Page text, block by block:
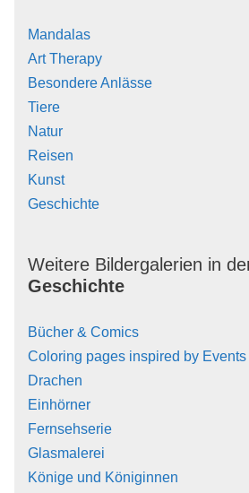
Mandalas
Art Therapy
Besondere Anlässe
Tiere
Natur
Reisen
Kunst
Geschichte
Weitere Bildergalerien in
Geschichte
Bücher & Comics
Coloring pages inspired by
Drachen
Einhörner
Fernsehserie
Glasmalerei
Könige und Königinnen